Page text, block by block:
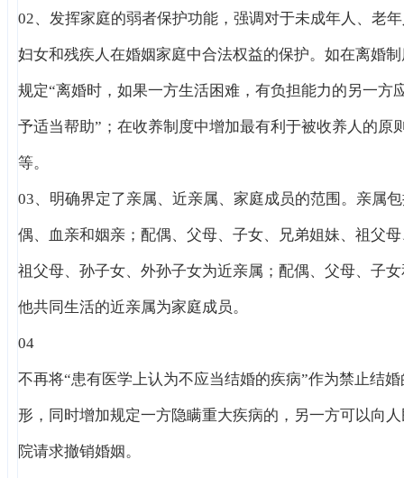
02、发挥家庭的弱者保护功能，强调对于未成年人、老
妇女和残疾人在婚姻家庭中合法权益的保护。如在离婚
规定“离婚时，如果一方生活困难，有负担能力的另一方
予适当帮助”；在收养制度中增加最有利于被收养人的原
等。
03、明确界定了亲属、近亲属、家庭成员的范围。亲属
偶、血亲和姻亲；配偶、父母、子女、兄弟姐妹、祖父
祖父母、孙子女、外孙子女为近亲属；配偶、父母、子
他共同生活的近亲属为家庭成员。
04
不再将“患有医学上认为不应当结婚的疾病”作为禁止结婚
形，同时增加规定一方隐瞒重大疾病的，另一方可以向
院请求撤销婚姻。